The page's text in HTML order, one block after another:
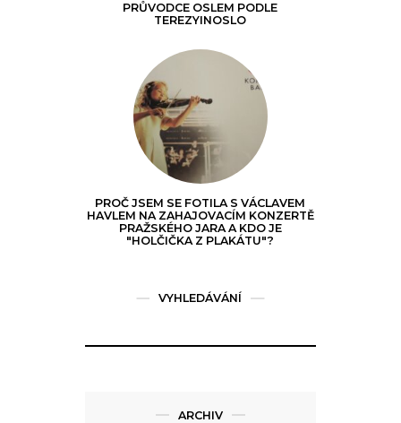
PRŮVODCE OSLEM PODLE
TEREZYINOSLO
PROČ JSEM SE FOTILA S VÁCLAVEM
HAVLEM NA ZAHAJOVACÍM KONZERTĚ
PRAŽSKÉHO JARA A KDO JE
"HOLČIČKA Z PLAKÁTU"?
VYHLEDÁVÁNÍ
ARCHIV